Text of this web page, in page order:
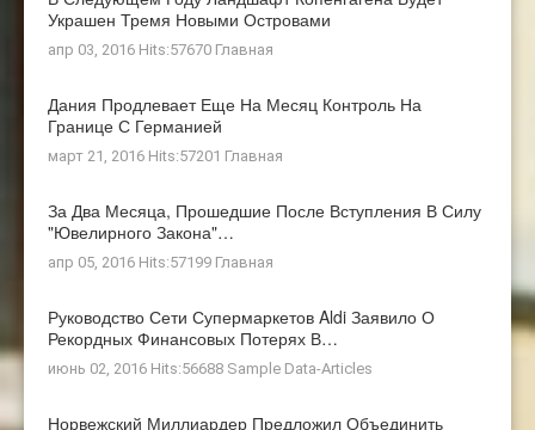
Украшен Тремя Новыми Островами
апр 03, 2016 Hits:57670 Главная
Дания Продлевает Еще На Месяц Контроль На
Границе С Германией
март 21, 2016 Hits:57201 Главная
За Два Месяца, Прошедшие После Вступления В Силу
"ювелирного Закона"…
апр 05, 2016 Hits:57199 Главная
Руководство Сети Супермаркетов Aldi Заявило О
Рекордных Финансовых Потерях В…
июнь 02, 2016 Hits:56688 Sample Data-Articles
Норвежский Миллиардер Предложил Объединить